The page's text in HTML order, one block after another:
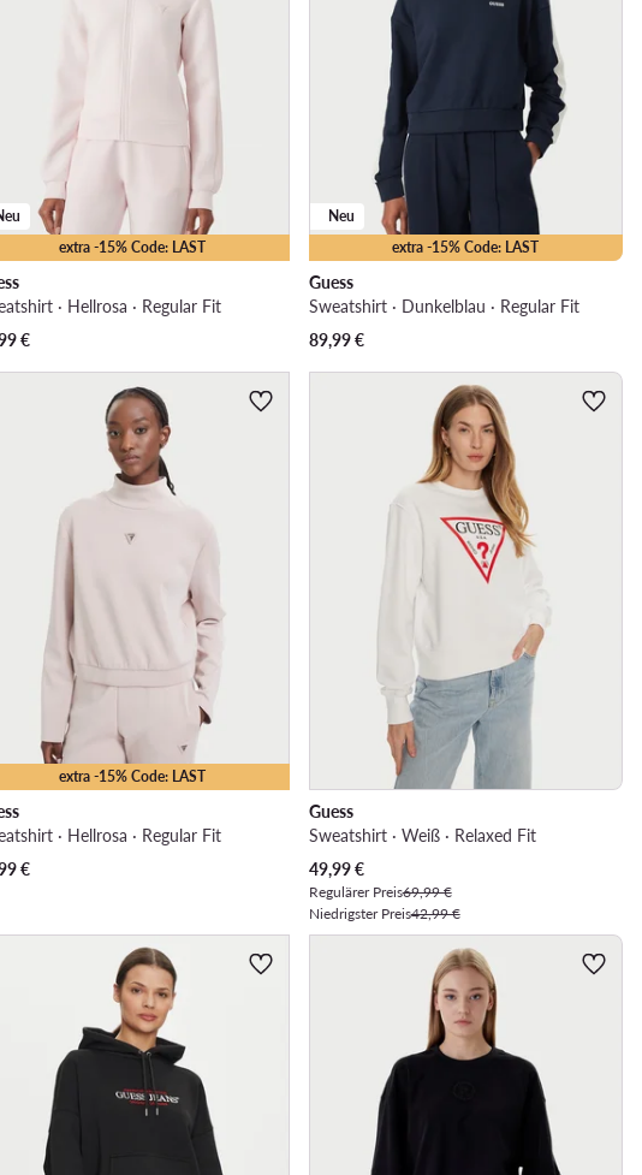
extra -15% Code: LAST
· Hellrosa · Regular Fit
€
extra -15% Code: LAST
Neu
Guess
Sweatshirt · Dunkelblau · Regular Fit
89,99€
extra -15% Code: LAST
· Hellrosa · Regular Fit
€
Guess
Sweatshirt · Weiß · Relaxed Fit
Aktueller Preis
49,99€
Regulärer Preis69,99 €
Niedrigster Preis42,99 €